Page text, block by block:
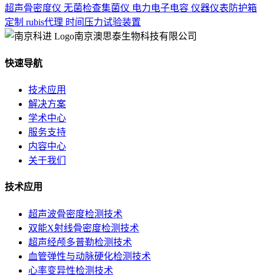
超声骨密度仪 无菌检查集菌仪 电力电子电容 仪器仪表防护箱
定制 rubis代理 时间压力试验装置
南京澳思泰生物科技有限公司
快速导航
技术应用
解决方案
学术中心
服务支持
内容中心
关于我们
技术应用
超声波骨密度检测技术
双能X射线骨密度检测技术
超声经颅多普勒检测技术
血管弹性与动脉硬化检测技术
心率变异性检测技术